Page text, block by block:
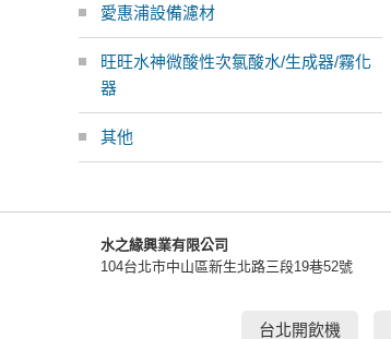
愛惠浦設備濾材
旺旺水神微酸性次氯酸水/生成器/霧化
器
其他
水之緣興業有限公司
104台北市中山區新生北路三段19巷52號
台北開飲機